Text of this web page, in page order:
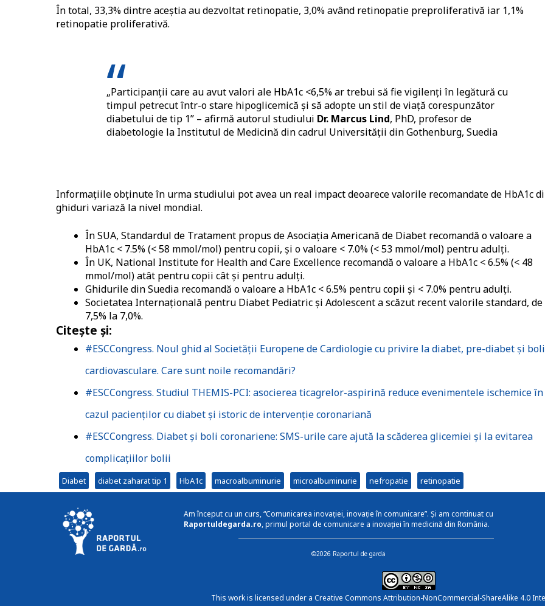
În total, 33,3% dintre aceștia au dezvoltat retinopatie, 3,0% având retinopatie preproliferativă iar 1,1%
retinopatie proliferativă.
„Participanții care au avut valori ale HbA1c <6,5% ar trebui să fie vigilenți în legătură cu
timpul petrecut într-o stare hipoglicemică și să adopte un stil de viață corespunzător
diabetului de tip 1” – afirmă autorul studiului Dr. Marcus Lind, PhD, profesor de
diabetologie la Institutul de Medicină din cadrul Universității din Gothenburg, Suedia
Informațiile obținute în urma studiului pot avea un real impact deoarece valorile recomandate de HbA1c
ghiduri variază la nivel mondial.
În SUA, Standardul de Tratament propus de Asociația Americană de Diabet recomandă o valoare a
HbA1c < 7.5% (< 58 mmol/mol) pentru copii, și o valoare < 7.0% (< 53 mmol/mol) pentru adulți.
În UK, National Institute for Health and Care Excellence recomandă o valoare a HbA1c < 6.5% (< 48
mmol/mol) atât pentru copii cât și pentru adulți.
Ghidurile din Suedia recomandă o valoare a HbA1c < 6.5% pentru copii și < 7.0% pentru adulți.
Societatea Internațională pentru Diabet Pediatric și Adolescent a scăzut recent valorile standard, de
7,5% la 7,0%.
Citește și:
#ESCCongress. Noul ghid al Societății Europene de Cardiologie cu privire la diabet, pre-diabet și boli
cardiovasculare. Care sunt noile recomandări?
#ESCCongress. Studiul THEMIS-PCI: asocierea ticagrelor-aspirină reduce evenimentele ischemice în
cazul pacienților cu diabet și istoric de intervenție coronariană
#ESCCongress. Diabet și boli coronariene: SMS-urile care ajută la scăderea glicemiei și la evitarea
complicațiilor bolii
Diabet diabet zaharat tip 1 HbA1c macroalbuminurie microalbuminurie nefropatie retinopatie
Am început cu un curs, “Comunicarea inovației, inovație în comunicare”. Și am continuat cu
Raportuldegarda.ro, primul portal de comunicare a inovației în medicină din România.
©2026 Raportul de gardă
This work is licensed under a Creative Commons Attribution-NonCommercial-ShareAlike 4.0